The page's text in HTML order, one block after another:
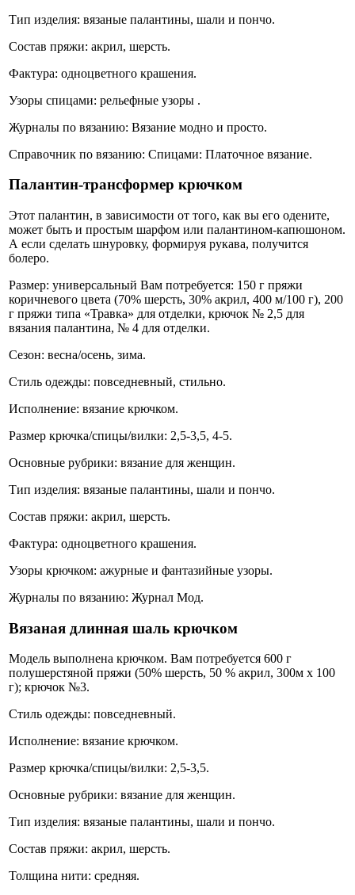
Тип изделия: вязаные палантины, шали и пончо.
Состав пряжи: акрил, шерсть.
Фактура: одноцветного крашения.
Узоры спицами: рельефные узоры .
Журналы по вязанию: Вязание модно и просто.
Справочник по вязанию: Спицами: Платочное вязание.
Палантин-трансформер крючком
Этот палантин, в зависимости от того, как вы его одените,
может быть и простым шарфом или палантином-капюшоном.
А если сделать шнуровку, формируя рукава, получится
болеро.
Размер: универсальный Вам потребуется: 150 г пряжи
коричневого цвета (70% шерсть, 30% акрил, 400 м/100 г), 200
г пряжи типа «Травка» для отделки, крючок № 2,5 для
вязания палантина, № 4 для отделки.
Сезон: весна/осень, зима.
Стиль одежды: повседневный, стильно.
Исполнение: вязание крючком.
Размер крючка/спицы/вилки: 2,5-3,5, 4-5.
Основные рубрики: вязание для женщин.
Тип изделия: вязаные палантины, шали и пончо.
Состав пряжи: акрил, шерсть.
Фактура: одноцветного крашения.
Узоры крючком: ажурные и фантазийные узоры.
Журналы по вязанию: Журнал Мод.
Вязаная длинная шаль крючком
Модель выполнена крючком. Вам потребуется 600 г
полушерстяной пряжи (50% шерсть, 50 % акрил, 300м х 100
г); крючок №3.
Стиль одежды: повседневный.
Исполнение: вязание крючком.
Размер крючка/спицы/вилки: 2,5-3,5.
Основные рубрики: вязание для женщин.
Тип изделия: вязаные палантины, шали и пончо.
Состав пряжи: акрил, шерсть.
Толщина нити: средняя.